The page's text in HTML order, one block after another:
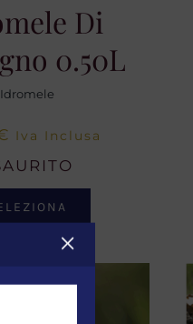
Di
0.50L
Idromele
Iva Inclusa